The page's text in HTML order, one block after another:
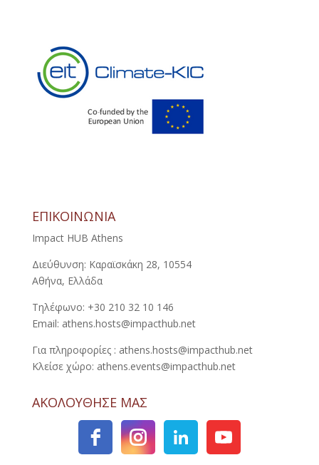
ΕΠΙΚΟΙΝΩΝΙΑ
Impact HUB Athens
Διεύθυνση: Καραϊσκάκη 28, 10554
Αθήνα, Ελλάδα
Τηλέφωνο: +30 210 32 10 146
Email: athens.hosts@impacthub.net
Για πληροφορίες : athens.hosts@impacthub.net
Κλείσε χώρο: athens.events@impacthub.net
ΑΚΟΛΟΥΘΗΣΕ ΜΑΣ